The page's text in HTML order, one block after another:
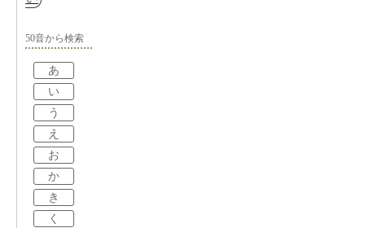
50音から検索
あ
い
う
え
お
か
き
く